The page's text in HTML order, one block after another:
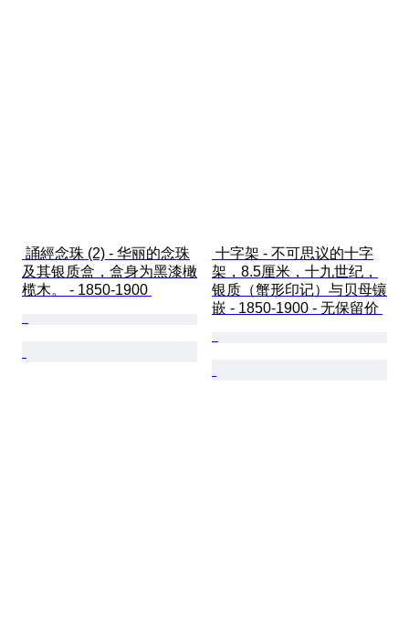
及其银质盒，盒身为黑漆橄
榄木。 - 1850-1900
架，8.5厘米，十九世纪，
银质（蟹形印记）与贝母镶
嵌 - 1850-1900 - 无保留价